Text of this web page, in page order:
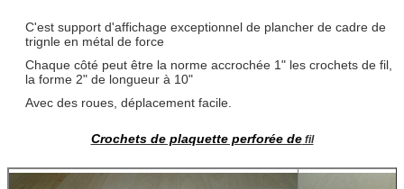
C'est support d'affichage exceptionnel de plancher de cadre de
trignle en métal de force
Chaque côté peut être la norme accrochée 1" les crochets de fil,
la forme 2" de longueur à 10"
Avec des roues, déplacement facile.
Crochets de plaquette perforée defil